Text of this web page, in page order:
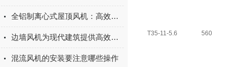
全铝制离心式屋顶风机：高效通风的绿色之选
边墙风机为现代建筑提供高效通风解决方案
混流风机的安装要注意哪些操作
T35-11-5.6 560